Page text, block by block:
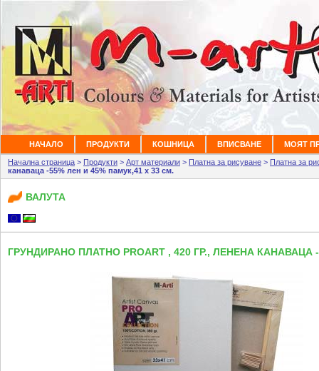
НАЧАЛО ПРОДУКТИ КОШНИЦА ВПИСВАНЕ МОЯТ
Начална страница > Продукти > Арт материали > Платна за рисуване > Платна за
канаваца -55% лен и 45% памук,41 х 33 см.
ВАЛУТА
ГРУНДИРАНО ПЛАТНО PROART , 420 ГР., ЛЕНЕНА КАНАВАЦА